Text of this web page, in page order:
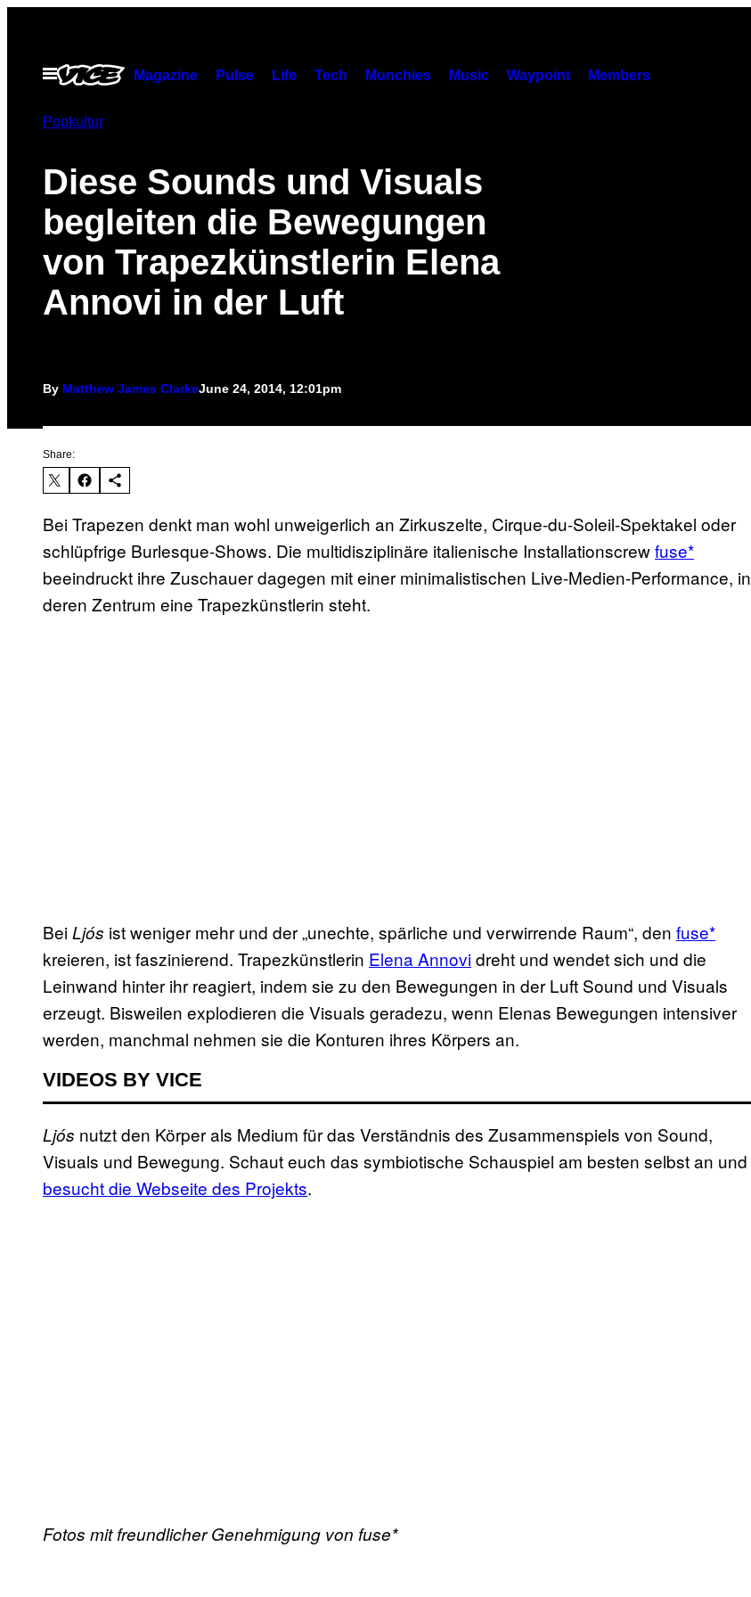
contentOpen
Menu
Magazine Pulse Life Tech Munchies Music Waypoint Members
Popkultur
Diese Sounds und Visuals
begleiten die Bewegungen
von Trapezkünstlerin Elena
Annovi in der Luft
By Matthew James ClarkeJune 24, 2014, 12:01pm
Share:
Bei Trapezen denkt man wohl unweigerlich an Zirkuszelte, Cirque-du-Soleil-Spektakel oder
schlüpfrige Burlesque-Shows. Die multidisziplinäre italienische Installationscrewfuse*
beeindruckt ihre Zuschauer dagegen mit einer minimalistischen Live-Medien-Performance, in
deren Zentrum eine Trapezkünstlerin steht.
BeiLjós ist weniger mehr und der „unechte, spärliche und verwirrende Raum“, den fuse*
kreieren, ist faszinierend. Trapezkünstlerin Elena Annovidreht und wendet sich und die
Leinwand hinter ihr reagiert, indem sie zu den Bewegungen in der Luft Sound und Visuals
erzeugt. Bisweilen explodieren die Visuals geradezu, wenn Elenas Bewegungen intensiver
werden, manchmal nehmen sie die Konturen ihres Körpers an.
VIDEOS BY VICE
Ljós nutzt den Körper als Medium für das Verständnis des Zusammenspiels von Sound,
Visuals und Bewegung. Schaut euch das symbiotische Schauspiel am besten selbst an und
besucht die Webseite des Projekts.
Fotos mit freundlicher Genehmigung von fuse*